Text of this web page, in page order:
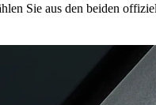
Sie aus den beiden